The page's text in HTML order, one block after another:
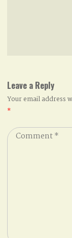
Leave a Reply
Your email address
*
Comment